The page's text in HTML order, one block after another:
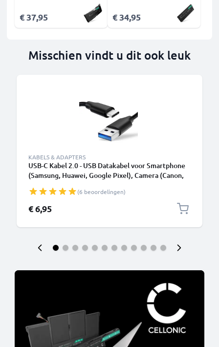
€ 37,95 € 34,95
Misschien vindt u dit ook leuk
KABELS & ADAPTERS
USB-C Kabel 2.0 - USB Datakabel voor Smartphone
(Samsung, Huawei, Google Pixel), Camera (Canon,
Oplaadkabel USB C Stekker
(6 beoordelingen)
€ 6,95